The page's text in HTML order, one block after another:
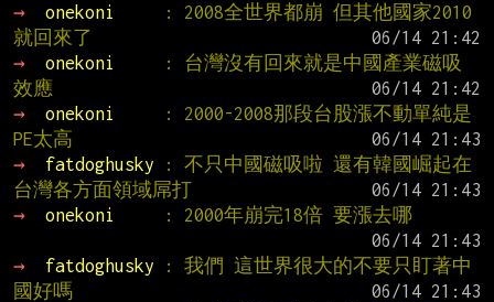
→
onekoni
: 2008全世界都崩 但其他國家2010
就回來了
→
onekoni
: 台灣沒有回來就是中國產業磁吸
效應
→
onekoni
: 2000-2008那段台股漲不動單純是
PE太高
→
fatdoghusky
: 不只中國磁吸啦 還有韓國崛起在
台灣各方面領域屌打
→
onekoni
: 2000年崩完18倍 要漲去哪
→
fatdoghusky
: 我們 這世界很大的不要只盯著中
國好嗎